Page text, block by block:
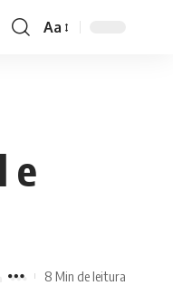
Font
Aa
e
8 Min de leitura